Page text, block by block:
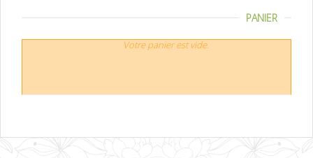
PANIER
Votre panier est vide.